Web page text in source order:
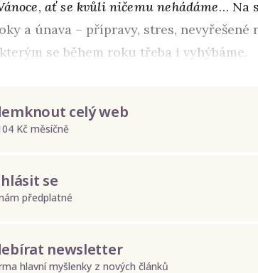
, ať se kvůli ničemu nehádáme… Na
a únava – přípravy, stres, nevyřešené
se během roku třeba i vyhýbáme.
celý web
Kč měsíčně
se
předplatné
newsletter
hlavní myšlenky z nových článků